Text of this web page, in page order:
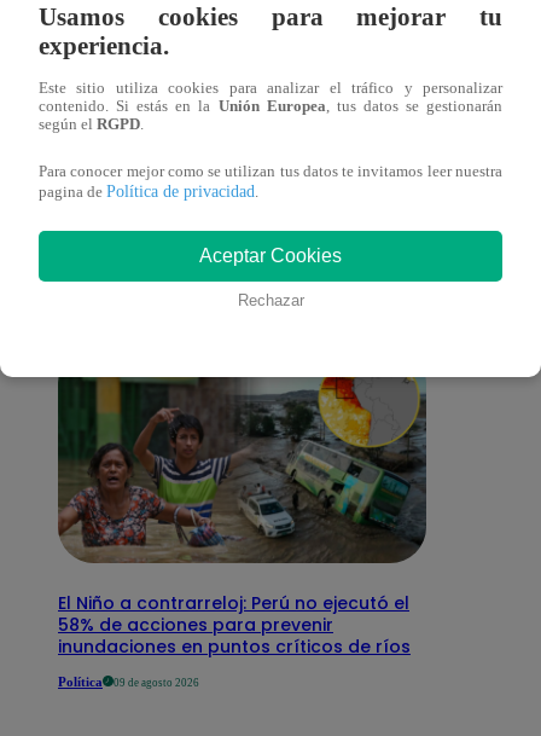
Traicionada, Martes 10 de diciembre –
capítulo 88 completo (en línea y español)
También te puede
interesar
El Niño a contrarreloj: Perú no ejecutó el
58% de acciones para prevenir
inundaciones en puntos críticos de ríos
Política 09 de agosto 2026
Usamos cookies para mejorar tu
experiencia.
Este sitio utiliza cookies para analizar el tráfico y personalizar
contenido. Si estás en la Unión Europea, tus datos se gestionarán
según el RGPD.
Para conocer mejor como se utilizan tus datos te invitamos leer nuestra
pagina de Política de privacidad.
Aceptar Cookies
Rechazar